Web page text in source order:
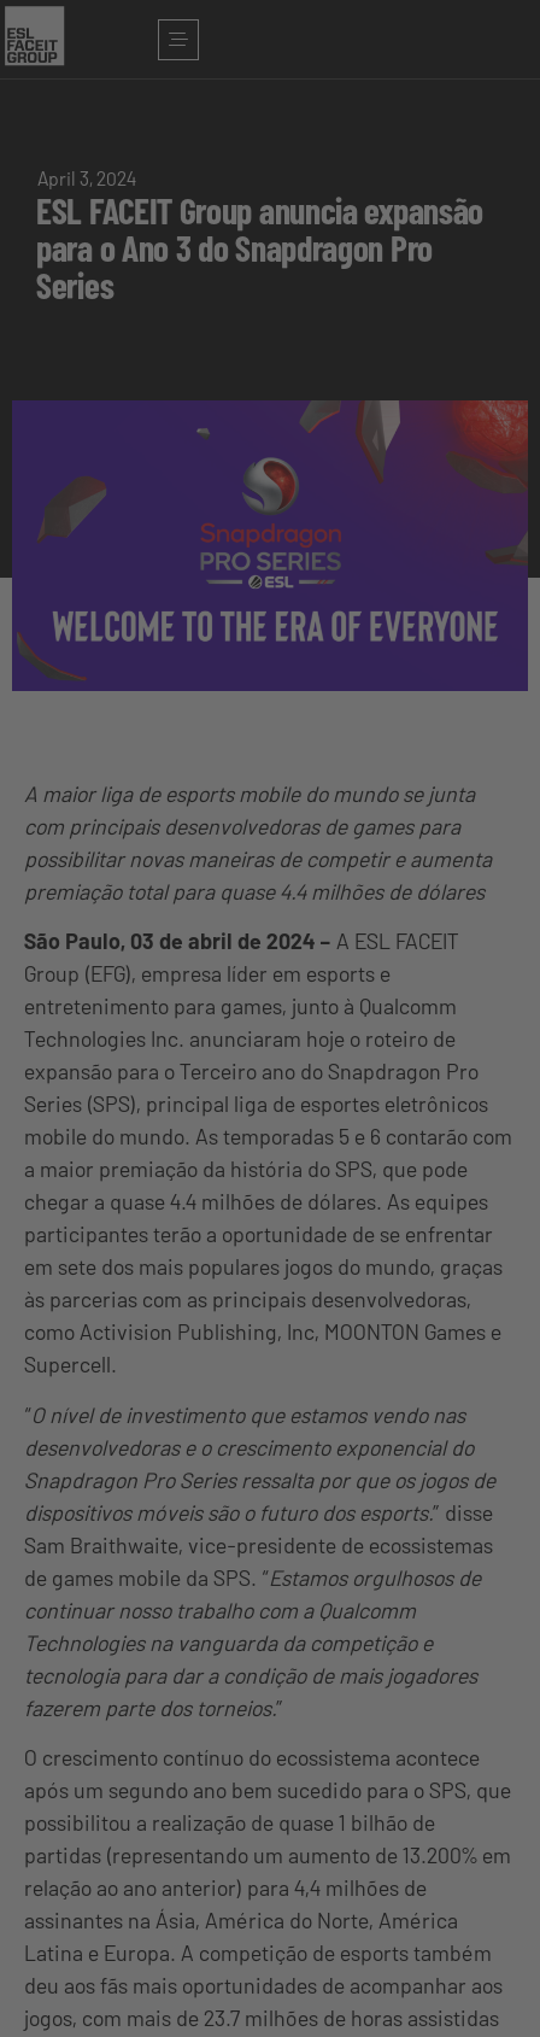
April 3, 2024
ESL FACEIT Group anuncia expansão
para o Ano 3 do Snapdragon Pro
Series
A maior liga de esports mobile do mundo se junta
com principais desenvolvedoras de games para
possibilitar novas maneiras de competir e aumenta
premiação total para quase 4.4 milhões de dólares
São Paulo, 03 de abril de 2024 – A ESL FACEIT
Group (EFG), empresa líder em esports e
entretenimento para games, junto à Qualcomm
Technologies Inc. anunciaram hoje o roteiro de
expansão para o Terceiro ano do Snapdragon Pro
Series (SPS), principal liga de esportes eletrônicos
mobile do mundo. As temporadas 5 e 6 contarão com
a maior premiação da história do SPS, que pode
chegar a quase 4.4 milhões de dólares. As equipes
participantes terão a oportunidade de se enfrentar
em sete dos mais populares jogos do mundo, graças
às parcerias com as principais desenvolvedoras,
como Activision Publishing, Inc, MOONTON Games e
Supercell.
“O nível de investimento que estamos vendo nas
desenvolvedoras e o crescimento exponencial do
Snapdragon Pro Series ressalta por que os jogos de
dispositivos móveis são o futuro dos esports.” disse
Sam Braithwaite, vice-presidente de ecossistemas
de games mobile da SPS. “Estamos orgulhosos de
continuar nosso trabalho com a Qualcomm
Technologies na vanguarda da competição e
tecnologia para dar a condição de mais jogadores
fazerem parte dos torneios.”
O crescimento contínuo do ecossistema acontece
após um segundo ano bem sucedido para o SPS, que
possibilitou a realização de quase 1 bilhão de
partidas (representando um aumento de 13.200% em
relação ao ano anterior) para 4,4 milhões de
assinantes na Ásia, América do Norte, América
Latina e Europa. A competição de esports também
deu aos fãs mais oportunidades de acompanhar aos
jogos, com mais de 23.7 milhões de horas assistidas